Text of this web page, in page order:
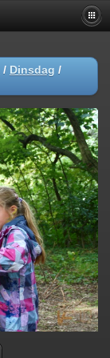
/ Dinsdag /